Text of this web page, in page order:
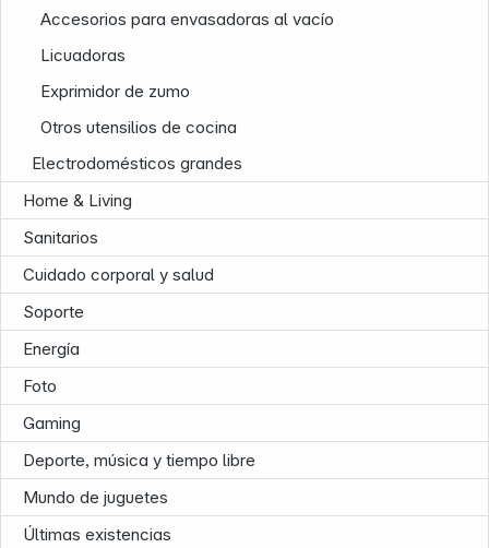
Accesorios para envasadoras al vacío
Licuadoras
Exprimidor de zumo
Otros utensilios de cocina
Electrodomésticos grandes
Home & Living
Sanitarios
Cuidado corporal y salud
Soporte
Energía
Foto
Gaming
Deporte, música y tiempo libre
Mundo de juguetes
Últimas existencias
Infoterminal